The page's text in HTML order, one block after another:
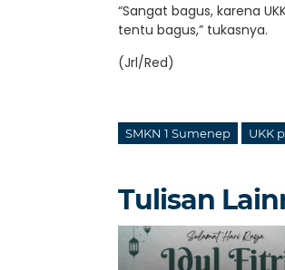
“Sangat bagus, karena
tentu bagus,” tukasnya.
(Jrl/Red)
SMKN 1 Sumenep UKK
Tulisan